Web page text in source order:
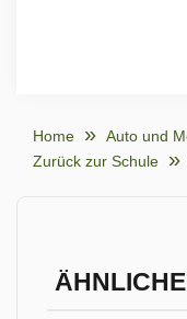
Home Auto und
Zurück zur Schule